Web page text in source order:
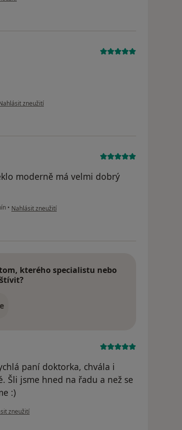
názoru uživatele Roman
zneužití
moderně má velmi dobrý
• podle názoru uživatele DK
Nahlásit zneužití
kterého specialistu nebo
paní doktorka, chvála i
Šli jsme hned na řadu a než se
:)
uživatele EL
zneužití